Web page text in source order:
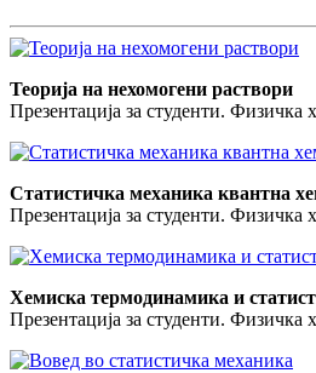
Теорија на нехомогени раствори
Презентација за студенти. Физичка
Статистичка механика квантна
Презентација за студенти. Физичка
Хемиска термодинамика и
Презентација за студенти. Физичка